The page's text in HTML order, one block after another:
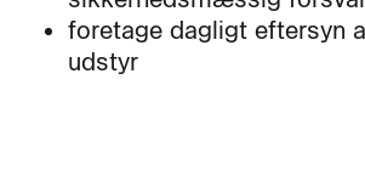
foretage dagligt eftersyn
udstyr